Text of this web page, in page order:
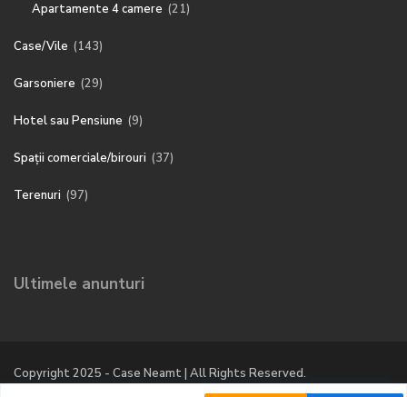
Apartamente 4 camere (21)
Case/Vile (143)
Garsoniere (29)
Hotel sau Pensiune (9)
Spații comerciale/birouri (37)
Terenuri (97)
Ultimele anunturi
Copyright 2025 - Case Neamt | All Rights Reserved.